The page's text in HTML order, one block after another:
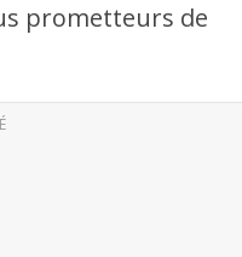
prometteurs de